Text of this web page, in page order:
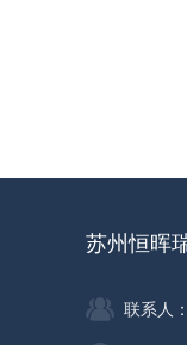
苏州恒晖
联系人